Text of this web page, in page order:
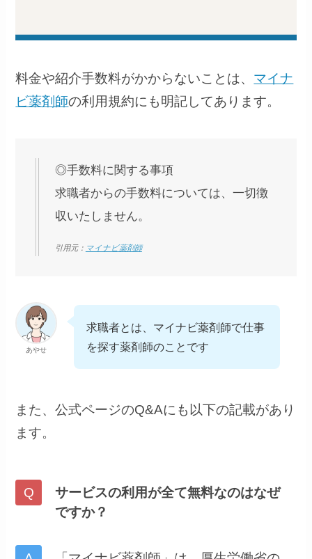
料金や紹介手数料がかからないことは、 マイナ
ビ薬剤師の利用規約にも明記してあります。
◎手数料に関する事項
求職者からの手数料については、一切徴
収いたしません。
引用元： マイナビ薬剤師
あやせ
求職者とは、マイナビ薬剤師で仕事
を探す薬剤師のことです
また、公式ページのQ&Aにも以下の記載があり
ます。
サービスの利用が全て無料なのはなぜ
ですか？